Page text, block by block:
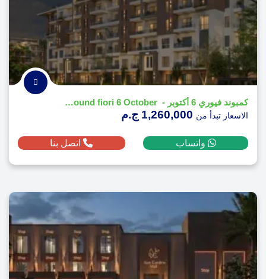
كمبوند فيوري 6 أكتوبر - compound fiori 6 October
الاسعار تبدأ من
واتساب اتصل بنا